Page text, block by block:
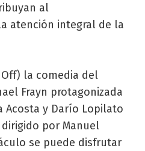
al
atención integral de la
la comedia del
Frayn protagonizada
Acosta y Darío Lopilato
por Manuel
se puede disfrutar